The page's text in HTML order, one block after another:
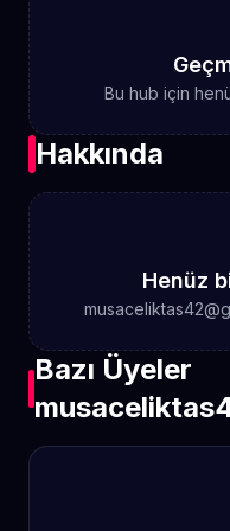
Bu hub için
Hakkında
Henüz
Bazı Üyeler